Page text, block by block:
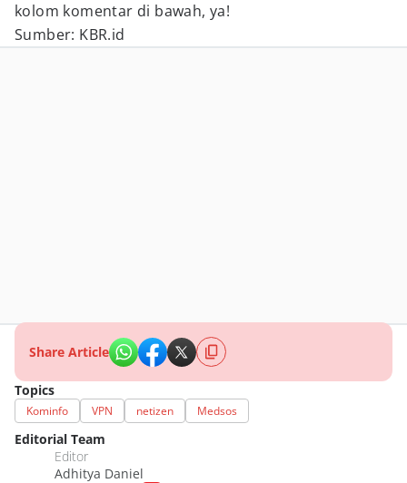
kolom komentar di bawah, ya!
Sumber: KBR.id
Share Article
Topics
Kominfo VPN netizen Medsos
Editorial Team
Editor
Adhitya Daniel